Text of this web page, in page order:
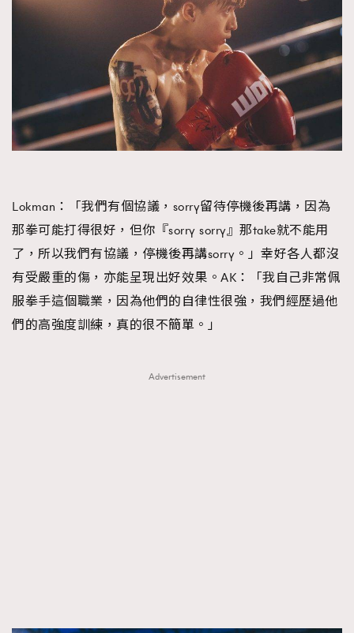
Lokman：「我們有個協議，sorry留待停機後再講，因為
那拳可能打得很好，但你『sorry sorry』那take就不能用
了，所以我們有協議，停機後再講sorry。」幸好各人都沒
有受嚴重的傷，亦能呈現出好效果。AK：「我自己非常佩
服拳手這個職業，因為他們的自律性很強，我們經歷過他
們的高強度訓練，真的很不簡單。」
Advertisement